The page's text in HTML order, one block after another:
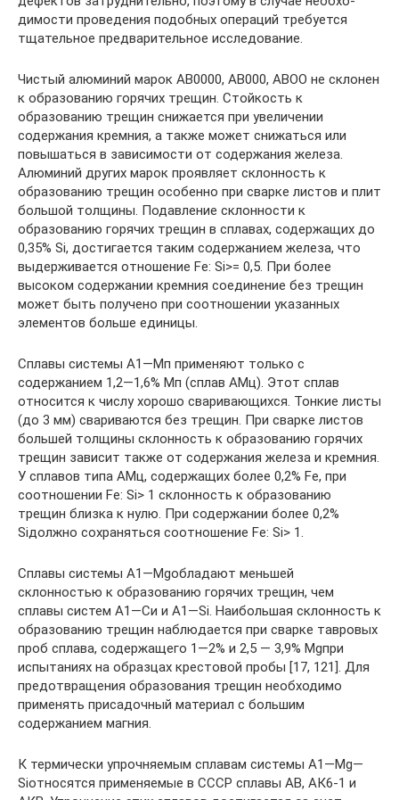
димости проведения подобных операций требуется
тщательное предварительное исследование.
Чистый алюминий марок AB0000, АВ000, АВОО не склонен
к образованию горячих трещин. Стойкость к
образованию трещин снижается при увеличении
содержания кремния, а также может снижаться или
повышаться в зависимости от содержания железа.
Алюминий других марок проявляет склонность к
образованию трещин особенно при сварке листов и плит
большой толщины. Подавление склонности к
образованию горячих трещин в сплавах, содержащих до
0,35% Si, достигается таким содержа­нием железа, что
выдерживается отношение Fe: Si>= 0,5. При более
высоком содержании кремния соединение без трещин
может быть получено при соотношении указанных
элементов больше единицы.
Сплавы системы А1—Мп применяют только с
содержанием 1,2—1,6% Мп (сплав АМц). Этот сплав
относится к числу хорошо сваривающихся. Тонкие листы
(до 3 мм) свариваются без трещин. При сварке листов
большей толщины склонность к образованию горячих
трещин зависит также от содержания железа и кремния.
У сплавов типа АМц, содержащих более 0,2% Fe, при
соотноше­нии Fe: Si> 1 склонность к образованию
трещин близка к нулю. При содержании более 0,2%
Siдолжно сохраняться соотношение Fe: Si> 1.
Сплавы системы А1—Mgобладают меньшей
склонностью к об­разованию горячих трещин, чем
сплавы систем А1—Си и А1—Si. Наибольшая склонность к
образованию трещин наблюдается при сварке тавровых
проб сплава, содержащего 1—2% и 2,5 — 3,9% Mgпри
испытаниях на образцах крестовой пробы [17, 121]. Для
предотвращения образования трещин необходимо
применять при­садочный материал с большим
содержанием магния.
К термически упрочняемым сплавам системы А1—Mg—
Siотносятся применяемые в СССР сплавы АВ, АК6-1 и